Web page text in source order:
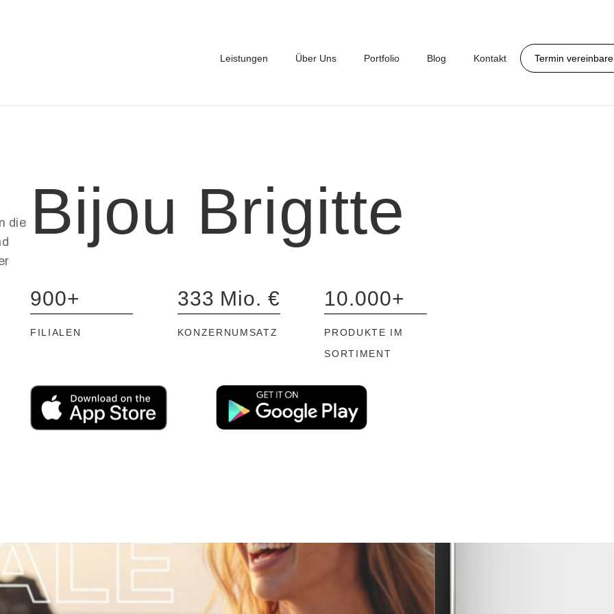
Leistungen Über Uns Portfolio Blog Kontakt Termin
die
Bijou Brigitte
900+
FILIALEN
333 Mio. €
KONZERNUMSATZ
10.000+
PRODUKTE IM
SORTIMENT